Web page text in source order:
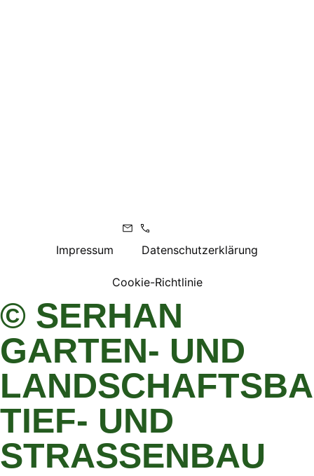
Impressum Datenschutzerklärung
Cookie-Richtlinie
© SERHAN
GARTEN- UND
TIEF- UND
STRASSENBAU